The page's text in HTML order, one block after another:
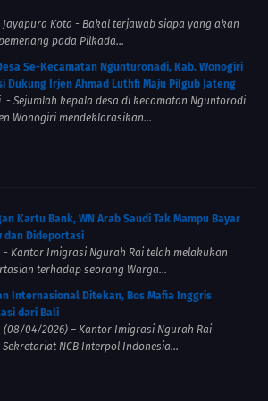
Jayapura Kota - Bakal terjawab siapa yang akan
pada Pilkada...
Se-Kecamatan Ngunturonadi, Kab. Wonogiri
Dukung Irjen Ahmad Luthfi Maju Pilgub Jateng
- Sejumlah kepala desa di kecamatan Nguntorodi
Wonogiri mendeklarasikan...
Kartu Bank, WN Arab Saudi Tak Mampu Bayar
dan Dideportasi
- Kantor Imigrasi Ngurah Rai telah melakukan
terhadap seorang Warga...
Internasional Ditekan, Bos Mafia Inggris
dari Bali
(08/04/2026) – Kantor Imigrasi Ngurah Rai
Sekretariat NCB Interpol Indonesia...